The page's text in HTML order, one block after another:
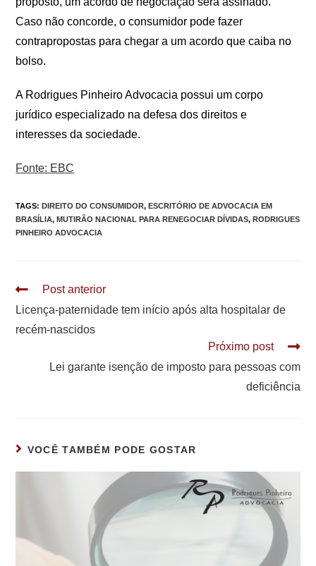
Caso não concorde, o consumidor pode fazer
contrapropostas para chegar a um acordo que caiba no
bolso.
A Rodrigues Pinheiro Advocacia possui um corpo
jurídico especializado na defesa dos direitos e
interesses da sociedade.
Fonte: EBC
TAGS:DIREITO DO CONSUMIDOR, ESCRITÓRIO DE ADVOCACIA EM
BRASÍLIA, MUTIRÃO NACIONAL PARA RENEGOCIAR DÍVIDAS, RODRIGUES
PINHEIRO ADVOCACIA
Leia
artigos
Post anterior
Licença-paternidade tem início após alta hospitalar de
recém-nascidos
Próximo post
Lei garante isenção de imposto para pessoas com
deficiência
VOCÊ TAMBÉM PODE GOSTAR